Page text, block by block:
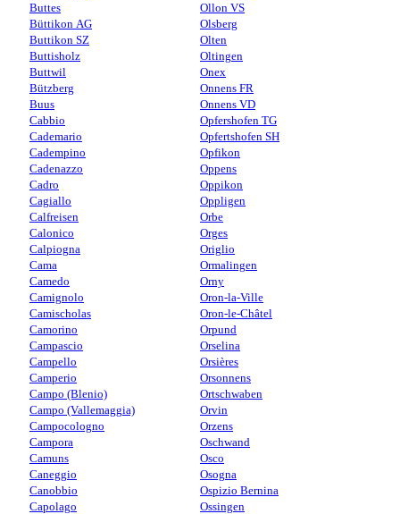
Buttes
Büttikon AG
Buttikon SZ
Buttisholz
Buttwil
Bützberg
Buus
Cabbio
Cademario
Cadempino
Cadenazzo
Cadro
Cagiallo
Calfreisen
Calonico
Calpiogna
Cama
Camedo
Camignolo
Camischolas
Camorino
Campascio
Campello
Camperio
Campo (Blenio)
Campo (Vallemaggia)
Campocologno
Campora
Camuns
Caneggio
Canobbio
Capolago
Ollon VS
Olsberg
Olten
Oltingen
Onex
Onnens FR
Onnens VD
Opfershofen TG
Opfertshofen SH
Opfikon
Oppens
Oppikon
Oppligen
Orbe
Orges
Origlio
Ormalingen
Orny
Oron-la-Ville
Oron-le-Châtel
Orpund
Orselina
Orsières
Orsonnens
Ortschwaben
Orvin
Orzens
Oschwand
Osco
Osogna
Ospizio Bernina
Ossingen